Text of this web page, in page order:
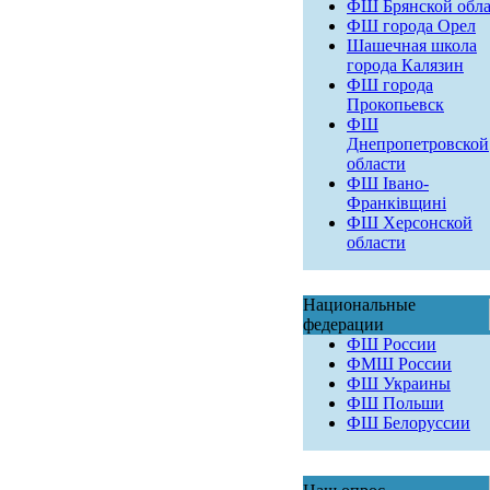
ФШ Брянской
ФШ города Орел
Шашечная школа
города Калязин
ФШ города
Прокопьевск
ФШ
Днепропетровской
области
ФШ Івано-
Франківщині
ФШ Херсонской
области
Национальные
федерации
ФШ России
ФМШ России
ФШ Украины
ФШ Польши
ФШ Белоруссии